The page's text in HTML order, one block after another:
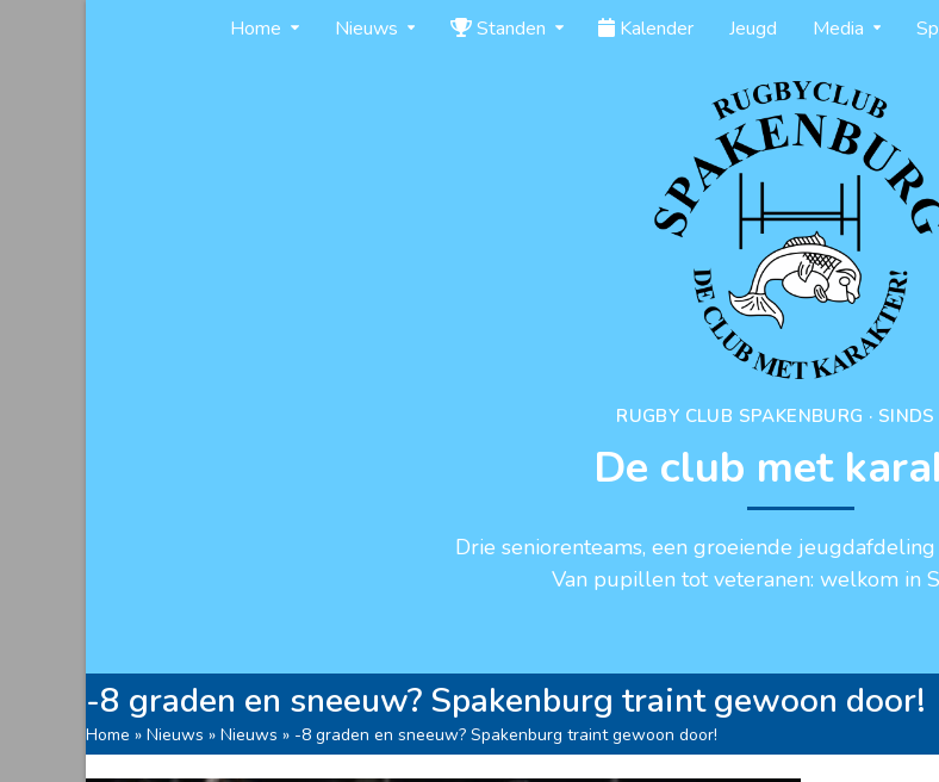
Home Nieuws Standen Kalender Jeugd Media
RUGBY CLUB SPAKENBURG ·
De club met
Drie seniorenteams, een groeiende
Van pupillen tot veteranen: welkom in
-8 graden en sneeuw? Spakenburg traint gewoon door!
Home » Nieuws » Nieuws » -8 graden en sneeuw? Spakenburg traint gewoon door!